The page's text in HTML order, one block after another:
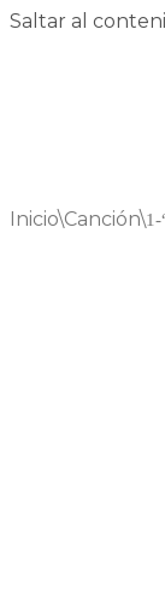
Saltar al
Inicio\Canción\1-